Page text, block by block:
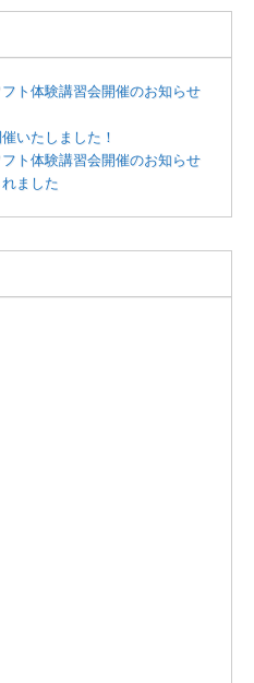
フト体験講習会開催のお知らせ
いたしました！
フト体験講習会開催のお知らせ
ました